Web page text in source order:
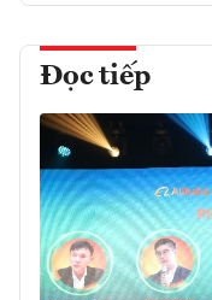
Đọc tiếp